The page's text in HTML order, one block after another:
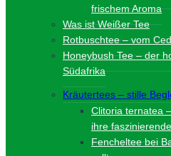
frischem Aroma
Was ist Weißer Tee
Rotbuschtee – vom
Honeybush Tee – der
Südafrika
Kräutertees – stille
Clitoria ternatea
ihre
Fencheltee bei